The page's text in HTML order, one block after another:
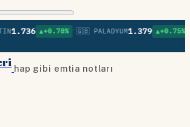
▲+0.78% • 🇬🇧 PALADYUM1.379 ▲+0.75% • 🇬🇧
hap gibi emtia notları